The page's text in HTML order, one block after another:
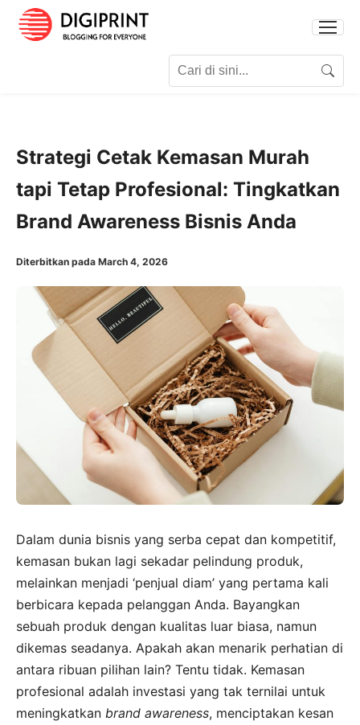
Search
Strategi Cetak Kemasan Murah
tapi Tetap Profesional: Tingkatkan
Brand Awareness Bisnis Anda
Diterbitkan pada March 4, 2026
Dalam dunia bisnis yang serba cepat dan kompetitif,
kemasan bukan lagi sekadar pelindung produk,
melainkan menjadi ‘penjual diam’ yang pertama kali
berbicara kepada pelanggan Anda. Bayangkan
sebuah produk dengan kualitas luar biasa, namun
dikemas seadanya. Apakah akan menarik perhatian di
antara ribuan pilihan lain? Tentu tidak. Kemasan
profesional adalah investasi yang tak ternilai untuk
meningkatkan brand awareness, menciptakan kesan